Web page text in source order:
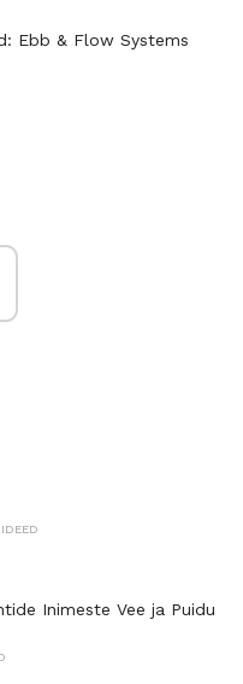
Ebb & Flow Systems
Inimeste Vee ja Puidu